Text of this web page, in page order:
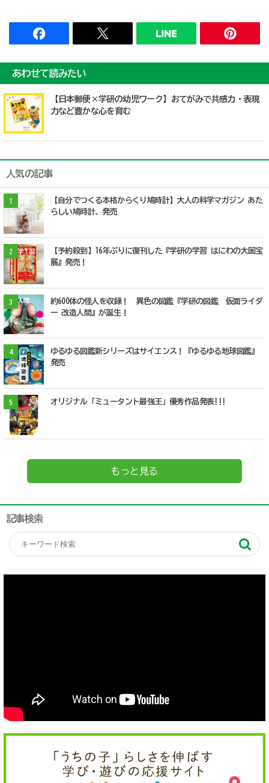
あわせて読みたい
【日本郵便×学研の幼児ワーク】おてがみで共感力・表現
力など豊かな心を育む
人気の記事
1
【自分でつくる本格からくり鳩時計】大人の科学マガジン あた
らしい鳩時計、発売
2
【予約殺到】16年ぶりに復刊した『学研の学習 はにわの大国宝
展』発売！
3
約600体の怪人を収録！ 異色の図鑑『学研の図鑑 仮面ライダ
ー 改造人間』が誕生！
4
ゆるゆる図鑑新シリーズはサイエンス！『ゆるゆる地球図鑑』
発売
5 オリジナル「ミュータント最強王」優秀作品発表!!!
もっと見る
記事検索